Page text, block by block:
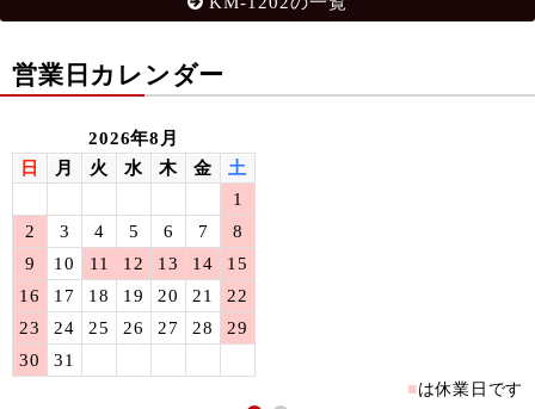
営業日カレンダー
2026年8月
日
月 火 水 木 金
土
1
2
3 4 5 6 7
8
9
10 11 12 13 14
15
16
17 18 19 20 21
22
23
24 25 26 27 28
29
30
31
■は休業日です